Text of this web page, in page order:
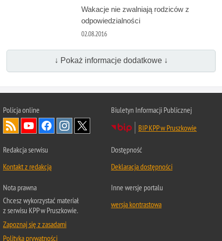
Wakacje nie zwalniają rodziców z
odpowiedzialności
02.08.2016
↓ Pokaż informacje dodatkowe ↓
Policja online
Biuletyn Informacji Publicznej
BIP KPP w Pruszkowie
Redakcja serwisu
Kontakt z redakcją
Dostępność
Deklaracja dostępności
Nota prawna
Chcesz wykorzystać materiał
z serwisu KPP w Pruszkowie.
Zapoznaj się z zasadami
Polityka prywatności
Inne wersje portalu
wersja kontrastowa